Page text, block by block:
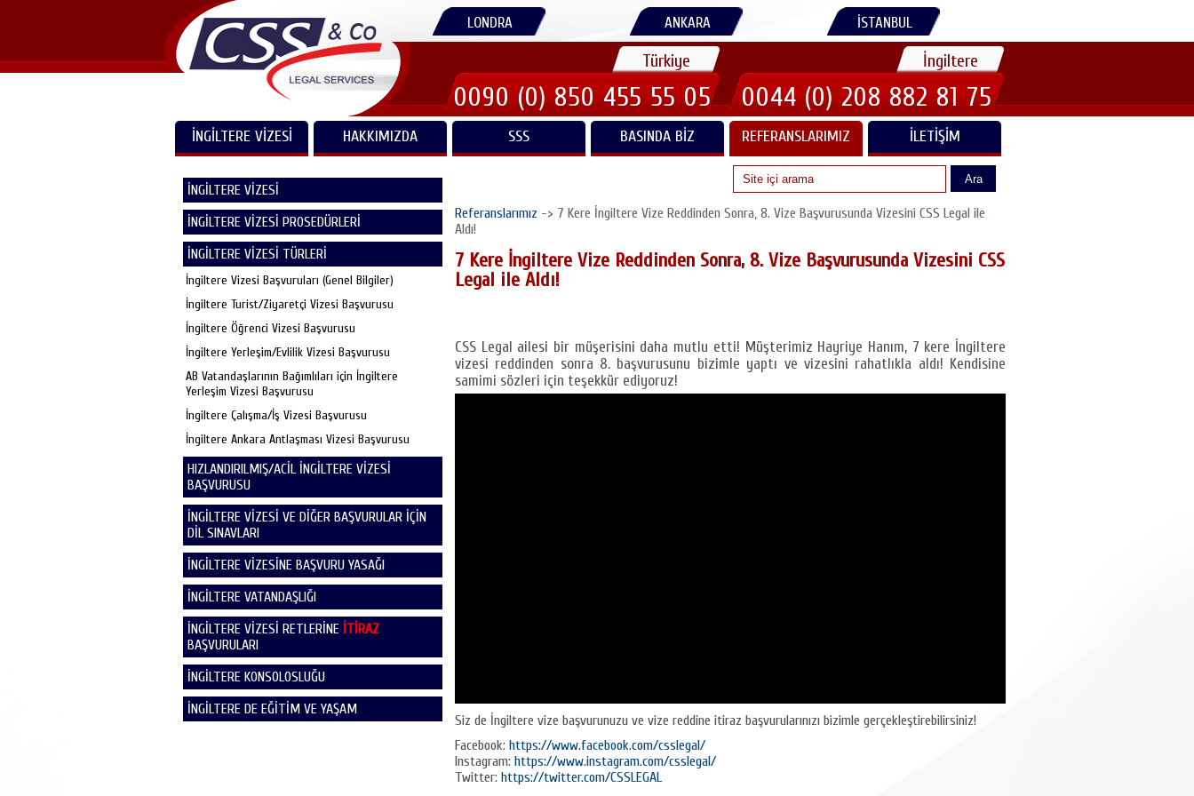
LONDRA ANKARA İSTANBUL
Türkiye
0090 (0) 850 455 55 05
İngiltere
0044 (0) 208 882 81 75
İNGİLTERE VİZESİ HAKKIMIZDA SSS BASINDA BIZ REFERANSLARIMIZ İLETIŞIM
Ara
İNGİLTERE VİZESİ
İNGİLTERE VİZESİ PROSEDÜRLERİ
İNGİLTERE VİZESİ TÜRLERİ
İngiltere Vizesi Başvuruları (Genel Bilgiler)
İngiltere Turist/Ziyaretçi Vizesi Başvurusu
İngiltere Öğrenci Vizesi Başvurusu
İngiltere Yerleşim/Evlilik Vizesi Başvurusu
AB Vatandaşlarının Bağımlıları için İngiltere
Yerleşim Vizesi Başvurusu
İngiltere Çalışma/İş Vizesi Başvurusu
İngiltere Ankara Antlaşması Vizesi Başvurusu
HIZLANDIRILMIŞ/ACİL İNGİLTERE VİZESİ
BAŞVURUSU
İNGİLTERE VİZESİ VE DİĞER BAŞVURULAR İÇİN
DİL SINAVLARI
İNGİLTERE VİZESİNE BAŞVURU YASAĞI
İNGİLTERE VATANDAŞLIĞI
İNGİLTERE VİZESİ RETLERİNE İTİRAZ
BAŞVURULARI
İNGİLTERE KONSOLOSLUĞU
İNGİLTERE DE EĞİTİM VE YAŞAM
Referanslarımız -> 7 Kere İngiltere Vize Reddinden Sonra, 8. Vize Başvurusunda Vizesini CSS Legal ile
Aldı!
7 Kere İngiltere Vize Reddinden Sonra, 8. Vize Başvurusunda Vizesini CSS
Legal ile Aldı!
CSS Legal ailesi bir müşerisini daha mutlu etti! Müşterimiz Hayriye Hanım, 7 kere İngiltere
vizesi reddinden sonra 8. başvurusunu bizimle yaptı ve vizesini rahatlıkla aldı! Kendisine
samimi sözleri için teşekkür ediyoruz!
Siz de İngiltere vize başvurunuzu ve vize reddine itiraz başvurularınızı bizimle gerçekleştirebilirsiniz!
Facebook: https://www.facebook.com/csslegal/
Instagram: https://www.instagram.com/csslegal/
Twitter: https://twitter.com/CSSLEGAL